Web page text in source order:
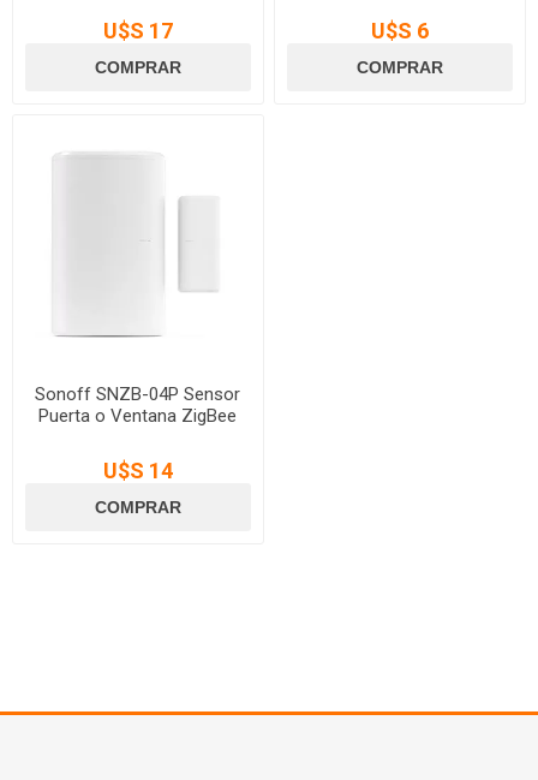
U$S 17 U$S 6
Sonoff SNZB-04P Sensor
Puerta o Ventana ZigBee
U$S 14